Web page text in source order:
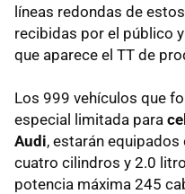
líneas redondas de
recibidas por el público
que aparece el TT de
Los 999 vehículos que
especial limitada para
Audi, estarán
cuatro cilindros y 2.0
potencia máxima 245